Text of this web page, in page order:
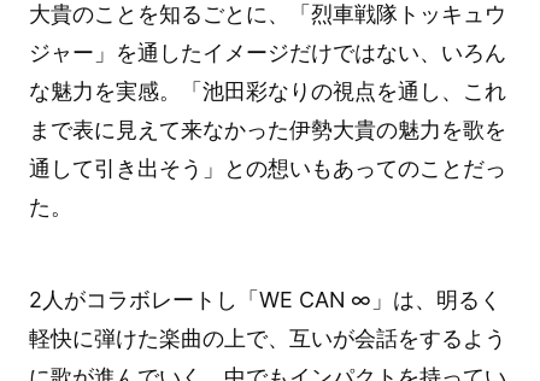
大貴のことを知るごとに、「烈車戦隊トッキュウ
ジャー」を通したイメージだけではない、いろん
な魅力を実感。「池田彩なりの視点を通し、これ
まで表に見えて来なかった伊勢大貴の魅力を歌を
通して引き出そう」との想いもあってのことだっ
た。
2人がコラボレートし「WE CAN ∞」は、明るく
軽快に弾けた楽曲の上で、互いが会話をするよう